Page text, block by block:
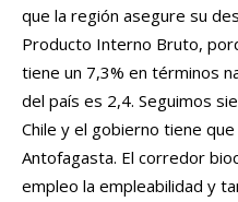
que la región asegure su
Producto Interno Bruto,
tiene un 7,3% en términos
del país es 2,4. Seguimos
Chile y el gobierno tiene
Antofagasta. El corredor
empleo la empleabilidad y